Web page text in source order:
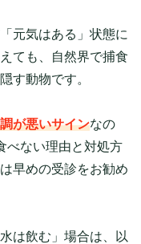
元気はある」状態に
ても、自然界で捕食
す動物です。
が悪いサインなの
べない理由と対処方
早めの受診をお勧め
は飲む」場合は、以